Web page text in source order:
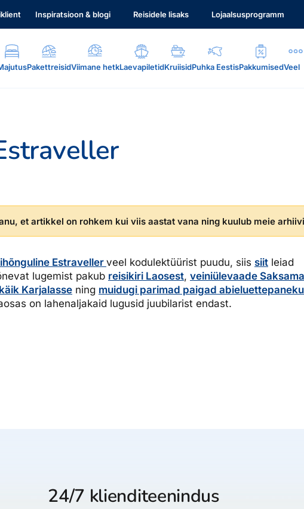
Inspiratsioon & blogi Reisidele lisaks Lojaalsusprogramm
PakettreisidViimane hetkLaevapiletidKruiisidPuhka EestisPakkumisedVeel
et artikkel on rohkem kui viis aastat vana ning kuulub meie
Estraveller veel kodulektüürist puudu, siis siit leiad
lugemist pakub reisikiri Laosest, veiniülevaade
Karjalasse ning muidugi parimad paigad
on lahenaljakaid lugusid juubilarist endast.
24/7 klienditeenindus